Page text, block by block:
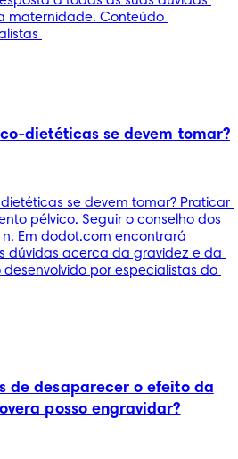
maternidade. Conteúdo
dietéticas se devem tomar?
se devem tomar? Praticar
pélvico. Seguir o conselho dos
Em dodot.com encontrará
dúvidas acerca da gravidez e da
por especialistas do
de desaparecer o efeito da
posso engravidar?